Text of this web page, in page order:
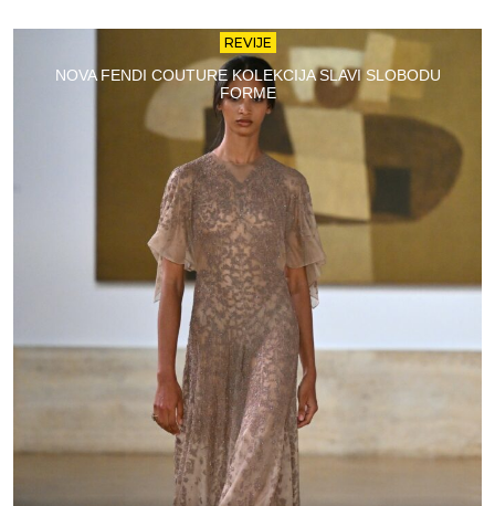
REVIJE
NOVA FENDI COUTURE KOLEKCIJA SLAVI SLOBODU
FORME